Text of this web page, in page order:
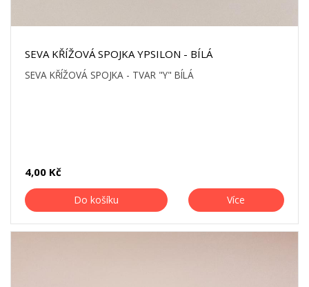
SEVA KŘÍŽOVÁ SPOJKA YPSILON - BÍLÁ
SEVA KŘÍŽOVÁ SPOJKA - TVAR "Y" BÍLÁ
4,00 Kč
Do košíku Více